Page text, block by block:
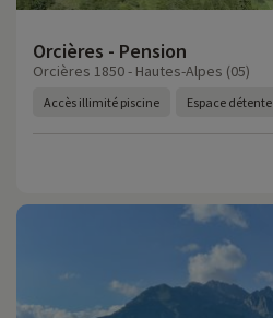
Orcières - Pension
Orcières 1850 - Hautes-Alpes (05)
Accès illimité piscine Espace détente